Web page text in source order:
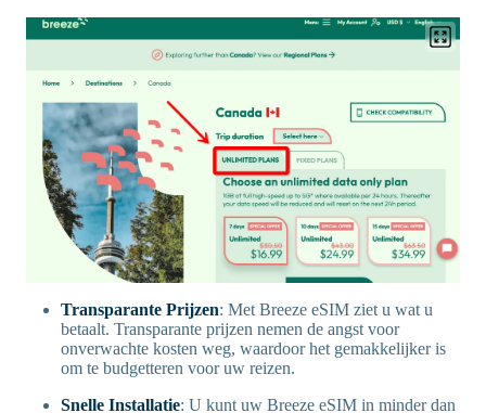
Transparante Prijzen: Met Breeze eSIM ziet u wat u
betaalt. Transparante prijzen nemen de angst voor
onverwachte kosten weg, waardoor het gemakkelijker is
om te budgetteren voor uw reizen.
Snelle Installatie: U kunt uw Breeze eSIM in minder dan